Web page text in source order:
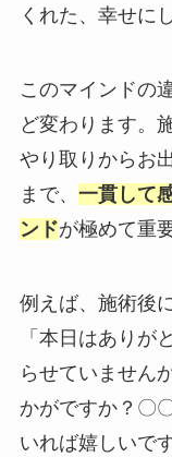
くれた、幸せに
このマインドの
ど変わります。
やり取りからお
まで、 一貫して
ンドが極めて重
例えば、施術後
「本日はありが
らせていません
かがですか？〇
いれば嬉しいで